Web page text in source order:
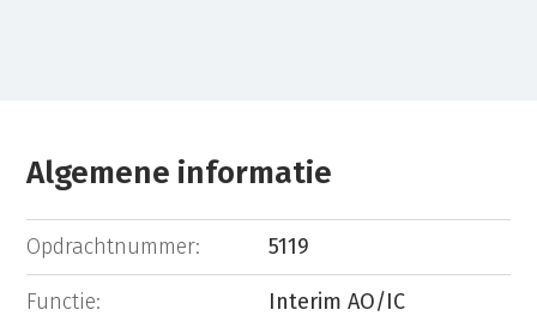
Algemene informatie
Opdrachtnummer: 5119
Functie:
Interim AO/IC